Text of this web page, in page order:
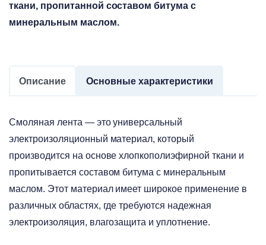
ткани, пропитанной составом битума с
минеральным маслом.
Описание Основные характеристики
Смоляная лента — это универсальный
электроизоляционный материал, который
производится на основе хлопкополиэфирной ткани и
пропитывается составом битума с минеральным
маслом. Этот материал имеет широкое применение в
различных областях, где требуются надежная
электроизоляция, влагозащита и уплотнение.